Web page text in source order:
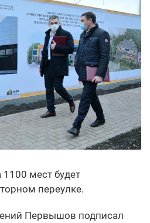
мест будет
переулке.
Первышов подписал